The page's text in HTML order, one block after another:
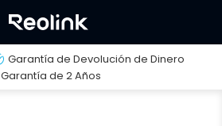
Garantía de Devolución de Dinero
Garantía de 2 Años